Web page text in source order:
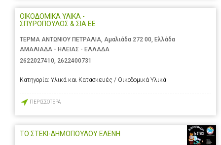
ΟΙΚΟΔΟΜΙΚΑ ΥΛΙΚΑ -
ΣΠΥΡΟΠΟΥΛΟΣ & ΣΙΑ ΕΕ
ΤΕΡΜΑ ΑΝΤΩΝΙΟΥ ΠΕΤΡΑΛΙΑ, Αμαλιάδα 272 00, Ελλάδα
ΑΜΑΛΙΑΔΑ - ΗΛΕΙΑΣ - ΕΛΛΑΔΑ
2622027410, 2622400731
Κατηγορία: Υλικά και Κατασκευές / Οικοδομικά Υλικά
ΠΕΡΙΣΣΟΤΕΡΑ
ΤΟ ΣΤΕΚΙ-ΔΗΜΟΠΟΥΛΟΥ ΕΛΕΝΗ